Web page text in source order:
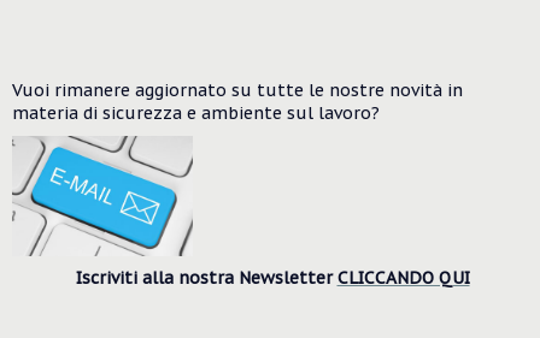
Vuoi rimanere aggiornato su tutte le nostre novità in
materia di sicurezza e ambiente sul lavoro?
Iscriviti alla nostra NewsletterCLICCANDO QUI